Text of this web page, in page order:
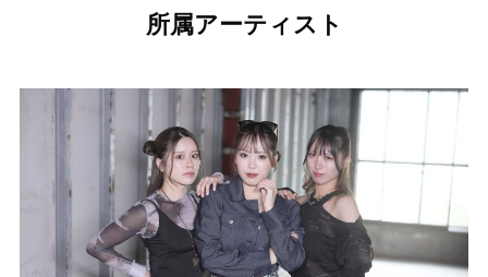
所属アーティスト